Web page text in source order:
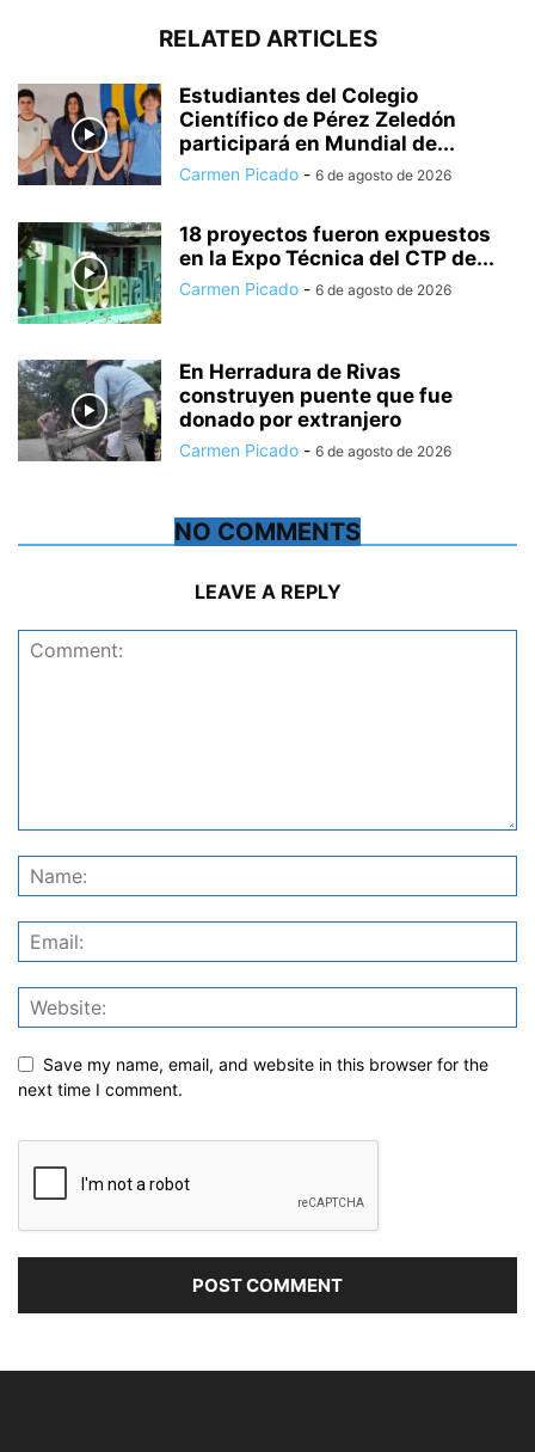
RELATED ARTICLES
Estudiantes del Colegio
Científico de Pérez Zeledón
participará en Mundial de...
Carmen Picado - 6 de agosto de 2026
18 proyectos fueron expuestos
en la Expo Técnica del CTP de...
Carmen Picado - 6 de agosto de 2026
En Herradura de Rivas
construyen puente que fue
donado por extranjero
Carmen Picado - 6 de agosto de 2026
NO COMMENTS
LEAVE A REPLY
Save my name, email, and website in this browser for the
next time I comment.